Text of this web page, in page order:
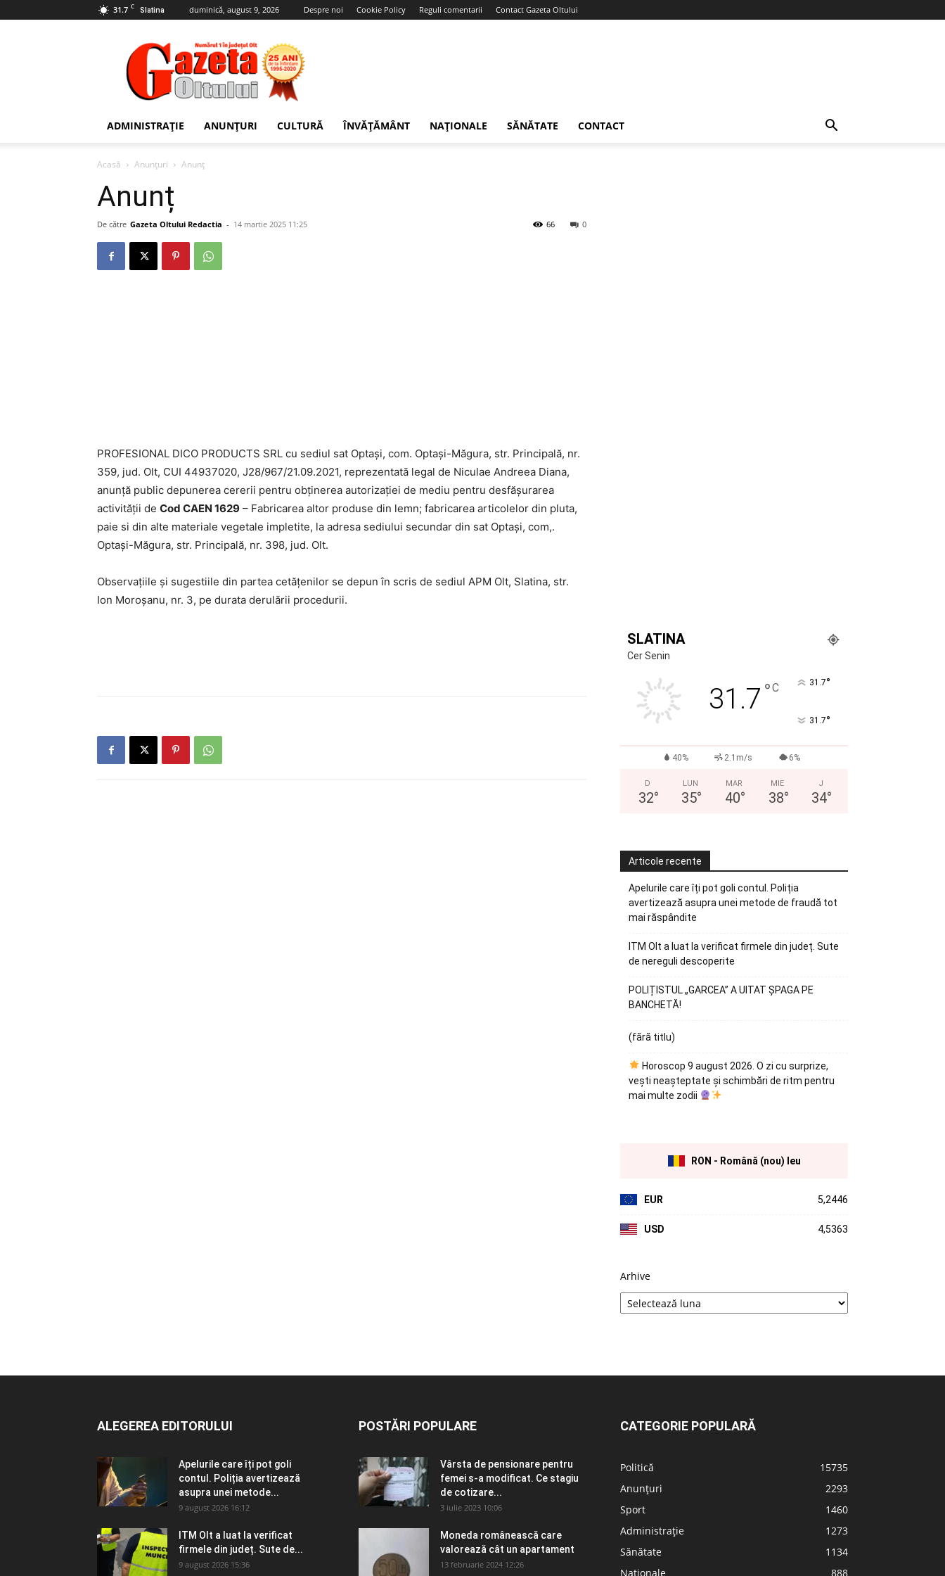
31.7 C Slatina duminică, august 9, 2026 Despre noi Cookie Policy Reguli comentarii Contact Gazeta Oltului
Gazeta
Oltului
ADMINISTRAȚIE ANUNȚURI CULTURĂ ÎNVĂȚĂMÂNT NAȚIONALE SĂNĂTATE CONTACT
Acasă Anunțuri Anunț
Anunț
De către Gazeta Oltului Redactia - 14 martie 2025 11:25 0
66
PROFESIONAL DICO PRODUCTS SRL cu sediul sat Optași, com. Optași-Măgura, str. Principală, nr.
359, jud. Olt, CUI 44937020, J28/967/21.09.2021, reprezentată legal de Niculae Andreea Diana,
anunță public depunerea cererii pentru obținerea autorizației de mediu pentru desfășurarea
activității de Cod CAEN 1629 – Fabricarea altor produse din lemn; fabricarea articolelor din pluta,
paie si din alte materiale vegetale impletite, la adresa sediului secundar din sat Optași, com,.
Optași-Măgura, str. Principală, nr. 398, jud. Olt.
Observațiile și sugestiile din partea cetățenilor se depun în scris de sediul APM Olt, Slatina, str.
Ion Moroșanu, nr. 3, pe durata derulării procedurii.
SLATINA
Cer Senin
31.7 °C 31.7°
31.7°
40% 2.1m/s 6%
D
32°
LUN
35°
MAR
40°
MIE
38°
J
34°
Articole recente
Apelurile care îți pot goli contul. Poliția
avertizează asupra unei metode de fraudă tot
mai răspândite
ITM Olt a luat la verificat firmele din județ. Sute
de nereguli descoperite
POLIȚISTUL „GARCEA” A UITAT ȘPAGA PE
BANCHETĂ!
(fără titlu)
Horoscop 9 august 2026. O zi cu surprize,
vești neașteptate și schimbări de ritm pentru
mai multe zodii
RON - Română (nou) leu
EUR 5,2446
USD 4,5363
Arhive
ALEGEREA EDITORULUI
Apelurile care îți pot goli
contul. Poliția avertizează
asupra unei metode...
9 august 2026 16:12
ITM Olt a luat la verificat
firmele din județ. Sute de...
9 august 2026 15:36
POSTĂRI POPULARE
Vârsta de pensionare pentru
femei s-a modificat. Ce stagiu
de cotizare...
3 iulie 2023 10:06
Moneda românească care
valorează cât un apartament
13 februarie 2024 12:26
CATEGORIE POPULARĂ
Politică
15735
Anunțuri
2293
Sport
1460
Administrație
1273
Sănătate
1134
Naționale
888